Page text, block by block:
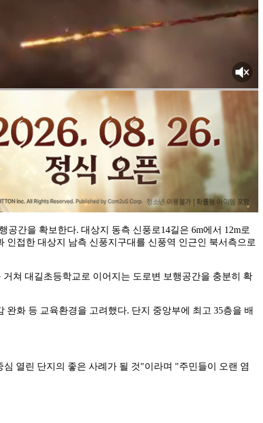
간을 확보한다. 대상지 동측 신풍로14길은 6m에서 12m로
접한 대상지 남측 신풍지구대를 신풍역 인근인 북서측으로
쳐 대길초등학교로 이어지는 도로변 보행공간을 충분히 확
화 등 교육환경을 고려했다. 단지 중앙부에 최고 35층을 배
열린 단지의 좋은 사례가 될 것"이라며 "주민들이 오랜 염